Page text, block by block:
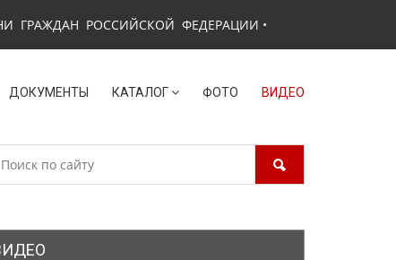
ГРАЖДАН РОССИЙСКОЙ ФЕДЕРАЦИИ •
ДОКУМЕНТЫ КАТАЛОГ ФОТО ВИДЕО